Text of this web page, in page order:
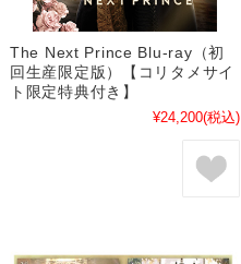
The Next Prince Blu-ray（初
回生産限定版）【コリタメサイ
ト限定特典付き】
¥24,200(税込)